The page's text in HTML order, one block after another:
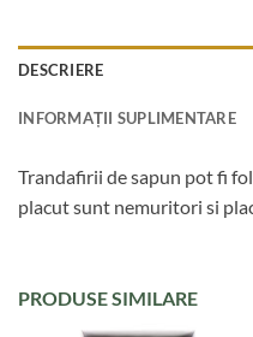
DESCRIERE
INFORMAȚII SUPLIMENTARE
Trandafirii de sapun pot fi
placut sunt nemuritori si
PRODUSE SIMILARE